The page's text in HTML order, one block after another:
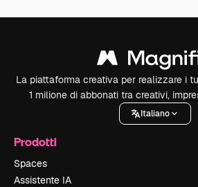
La piattaforma creativa per realizzare i
1 milione di abbonati tra creativi,
Italiano
Prodotti
Spaces
Assistente IA